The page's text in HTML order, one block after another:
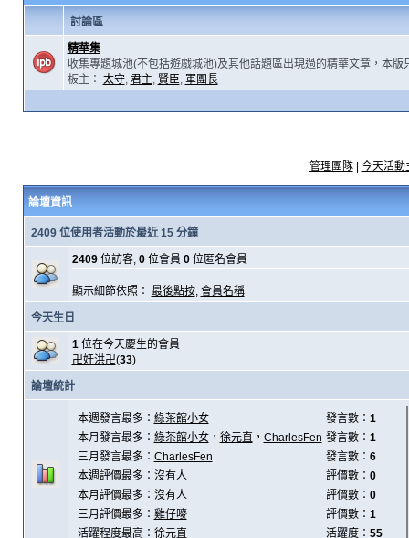
討論區
精華集
收集專題城池(不包括遊戲城池)及其他話題區出現過的精華文章，本版
板主： 太守, 君主, 賢臣, 軍團長
管理團隊| 今天活動
論壇資訊
2409 位使用者活動於最近 15 分鐘
2409位訪客, 0位會員 0位匿名會員
顯示細節依照： 最後點按, 會員名稱
今天生日
1位在今天慶生的會員
卍奸洪卍(33)
論壇統計
本週發言最多： 綠茶館小女 發言數： 1
本月發言最多： 綠茶館小女， 徐元直 ， CharlesFen 發言數： 1
三月發言最多： CharlesFen 發言數： 6
本週評價最多：沒有人
評價數： 0
本月評價最多：沒有人
評價數： 0
三月評價最多： 雞仔嘜 評價數： 1
活躍程度最高： 徐元直 活躍度： 55